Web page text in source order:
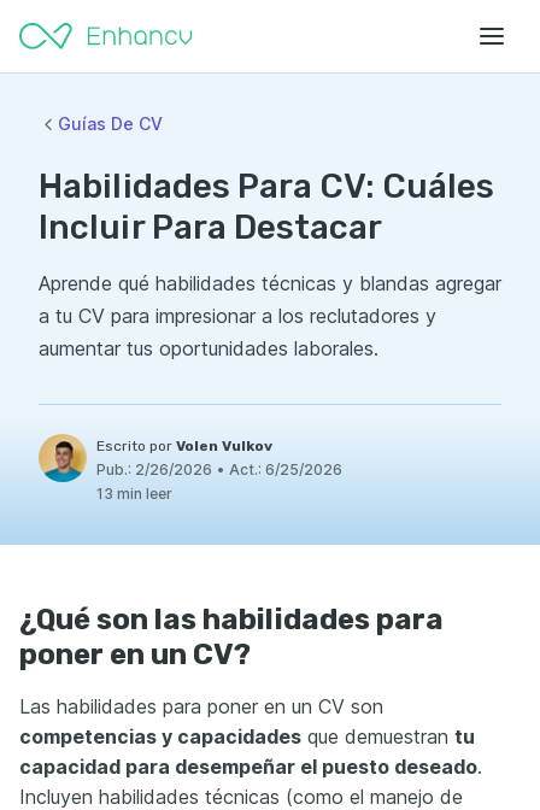
Guías De CV
Habilidades Para CV: Cuáles
Incluir Para Destacar
Aprende qué habilidades técnicas y blandas agregar
a tu CV para impresionar a los reclutadores y
aumentar tus oportunidades laborales.
Escrito por Volen Vulkov
Pub.: 2/26/2026 • Act.: 6/25/2026
13 min leer
¿Qué son las habilidades para
poner en un CV?
Las habilidades para poner en un CV son
competencias y capacidades que demuestran tu
capacidad para desempeñar el puesto deseado.
Incluyen habilidades técnicas (como el manejo de